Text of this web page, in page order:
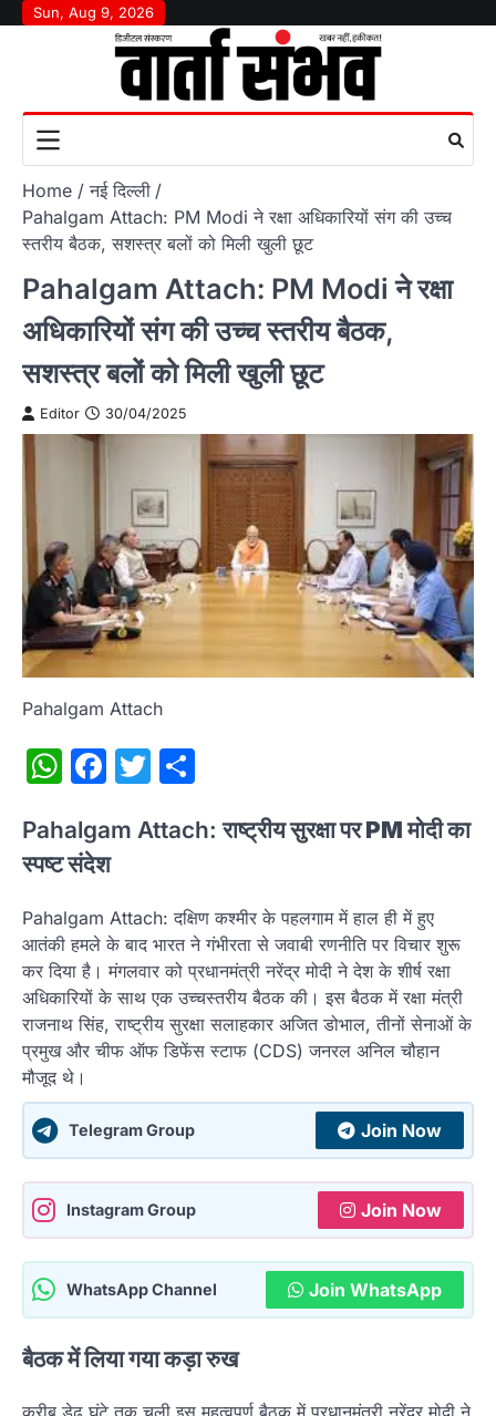
SkipSun, Aug 9, 2026
Home
नई दिल्ली
Pahalgam Attach: PM Modi ने रक्षा अधिकारियों संग की उच्च
स्तरीय बैठक, सशस्त्र बलों को मिली खुली छूट
Pahalgam Attach: PM Modi ने रक्षा
अधिकारियों संग की उच्च स्तरीय बैठक,
सशस्त्र बलों को मिली खुली छूट
Editor 30/04/2025
Pahalgam Attach
WhatsApp
Facebook
Twitter
Pahalgam Attach:राष्ट्रीय सुरक्षा पर PM मोदी का
स्पष्ट संदेश
Pahalgam Attach: दक्षिण कश्मीर के पहलगाम में हाल ही में हुए
आतंकी हमले के बाद भारत ने गंभीरता से जवाबी रणनीति पर विचार शुरू
कर दिया है। मंगलवार को प्रधानमंत्री नरेंद्र मोदी ने देश के शीर्ष रक्षा
अधिकारियों के साथ एक उच्चस्तरीय बैठक की। इस बैठक में रक्षा मंत्री
राजनाथ सिंह, राष्ट्रीय सुरक्षा सलाहकार अजित डोभाल, तीनों सेनाओं के
प्रमुख और चीफ ऑफ डिफेंस स्टाफ (CDS) जनरल अनिल चौहान
मौजूद थे।
Telegram Group Join Now
Instagram Group Join Now
WhatsApp Channel Join WhatsApp
बैठक में लिया गया कड़ा रुख